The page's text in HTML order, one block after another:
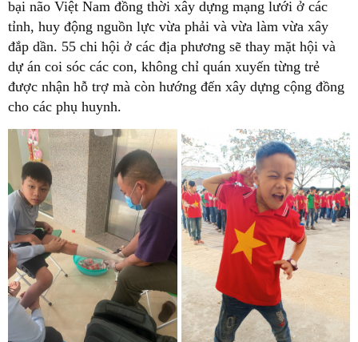
bại não Việt Nam đồng thời xây dựng mạng lưới ở các
tỉnh, huy động nguồn lực vừa phải và vừa làm vừa xây
đắp dần. 55 chi hội ở các địa phương sẽ thay mặt hội và
dự án coi sóc các con, không chỉ quán xuyến từng trẻ
được nhận hỗ trợ mà còn hướng đến xây dựng cộng đồng
cho các phụ huynh.